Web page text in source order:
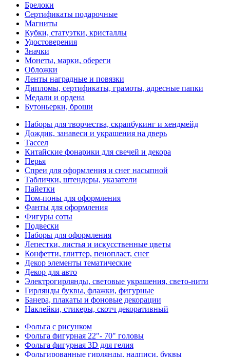
Брелоки
Сертификаты подарочные
Магниты
Кубки, статуэтки, кристаллы
Удостоверения
Значки
Монеты, марки, обереги
Обложки
Ленты наградные и повязки
Дипломы, сертификаты, грамоты, адресные папки
Медали и ордена
Бутоньерки, броши
Наборы для творчества, скрапбукинг и хендмейд
Дождик, занавеси и украшения на дверь
Тассел
Китайские фонарики для свечей и декора
Перья
Спреи для оформления и снег насыпной
Таблички, штендеры, указатели
Пайетки
Пом-поны для оформления
Фанты для оформления
Фигуры соты
Подвески
Наборы для оформления
Лепестки, листья и искусственные цветы
Конфетти, глиттер, пенопласт, снег
Декор элементы тематические
Декор для авто
Электрогирлянды, световые украшения, свето-нити
Гирлянды буквы, флажки, фигурные
Банера, плакаты и фоновые декорации
Наклейки, стикеры, скотч декоративный
Фольга с рисунком
Фольга фигурная 22"- 70" головы
Фольга фигурная 3D для гелия
Фольгированные гирлянды, надписи, буквы